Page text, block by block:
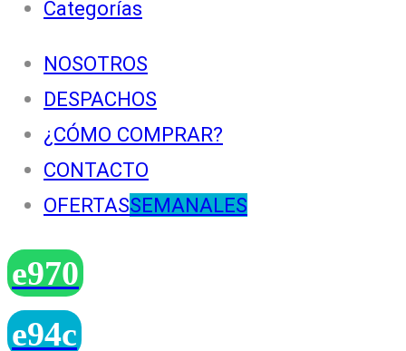
Categorías
NOSOTROS
DESPACHOS
¿CÓMO COMPRAR?
CONTACTO
OFERTASSEMANALES